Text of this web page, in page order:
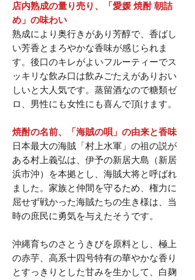
店内熟成の量り売り、「愛媛 焼酎 朝詰
め」の味わい
熟成により奥行きがあり芳醇で、香ばし
い芳香とまろやかな香味が感じられま
す。後口のキレがよいフルーティーでス
ッキリな飲み口は飲みごたえがありおい
しいと大人気です。蒸留酒なので糖類ゼ
ロ、男性にも女性にも喜んで頂けます。
焼酎の名前、「海賊の唄」の由来と香味
日本最大の海賊「村上水軍」の祖の説が
ある村上義弘は、伊予の新居大島（新居
浜市沖）を本拠とし、海賊大将と呼ばれ
ました。家族と仲間を守るため、権力に
屈せず戦かった海賊たちの生き様は、当
時の庶民に勇気を与えたそうです。
沖縄育ちのさとうきびを原料とし、極上
の赤芋、高系十四号特有の華やかな香り
とすっきりとした甘みを生かして、白麹